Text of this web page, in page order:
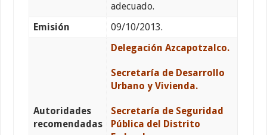
adecuado.
Emisión
09/10/2013.
Autoridades
recomendadas
Delegación Azcapotzalco.
Secretaría de Desarrollo
Urbano y Vivienda.
Secretaría de Seguridad
Pública del Distrito